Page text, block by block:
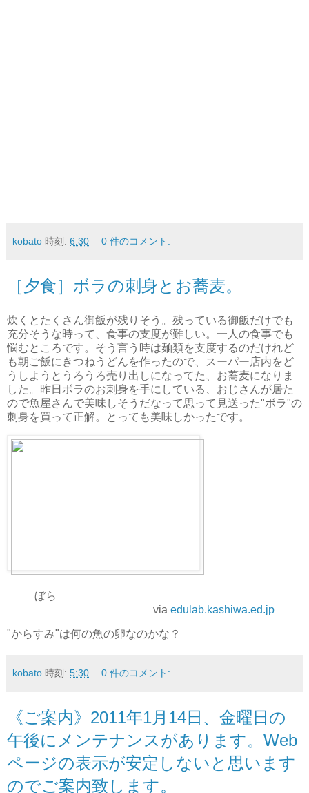
kobato 時刻: 6:30 0 件のコメント:
［夕食］ボラの刺身とお蕎麦。
炊くとたくさん御飯が残りそう。残っている御飯だけでも
充分そうな時って、食事の支度が難しい。一人の食事でも
悩むところです。そう言う時は麺類を支度するのだけれど
も朝ご飯にきつねうどんを作ったので、スーパー店内をど
うしようとうろうろ売り出しになってた、お蕎麦になりま
した。昨日ボラのお刺身を手にしている、おじさんが居た
ので魚屋さんで美味しそうだなって思って見送った"ボラ"の
刺身を買って正解。とっても美味しかったです。
ぼら
via edulab.kashiwa.ed.jp
"からすみ"は何の魚の卵なのかな？
kobato 時刻: 5:30 0 件のコメント:
《ご案内》2011年1月14日、金曜日の
午後にメンテナンスがあります。Web
ページの表示が安定しないと思います
のでご案内致します。